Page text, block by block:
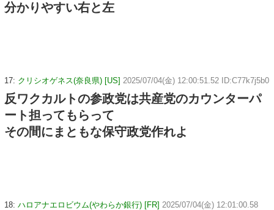
分かりやすい右と左
17: クリシオゲネス(奈良県) [US] 2025/07/04(金) 12:00:51.52 ID:C77k7j5b0
反ワクカルトの参政党は共産党のカウンターパ
ート担ってもらって
その間にまともな保守政党作れよ
18: ハロアナエロビウム(やわらか銀行) [FR] 2025/07/04(金) 12:01:00.58